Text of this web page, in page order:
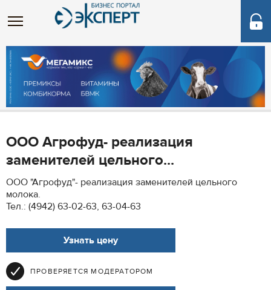
ООО Агрофуд- реализация
заменителей цельного...
ООО "Агрофуд"- реализация заменителей цельного
молока.
Тел.: (4942) 63-02-63, 63-04-63
Узнать цену
ПРОВЕРЯЕТСЯ МОДЕРАТОРОМ